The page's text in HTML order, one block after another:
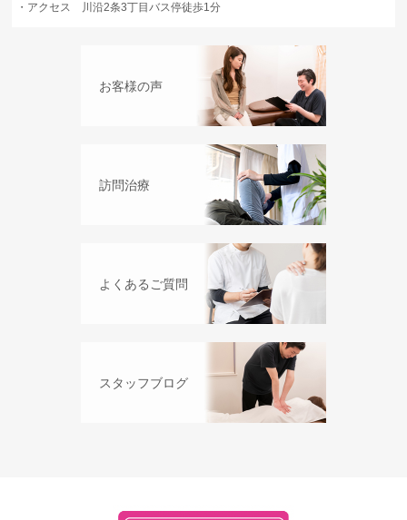
・ アクセス 川沿2条3丁目バス停徒歩1分
お客様の声
訪問治療
よくあるご質問
スタッフブログ